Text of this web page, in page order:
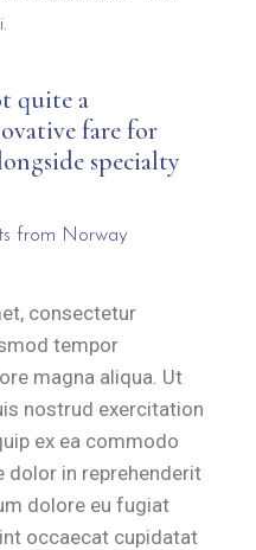
quite a
fare for
specialty
from Norway
consectetur
tempor
magna aliqua. Ut
nostrud exercitation
ex ea commodo
dolor in reprehenderit
dolore eu fugiat
occaecat cupidatat